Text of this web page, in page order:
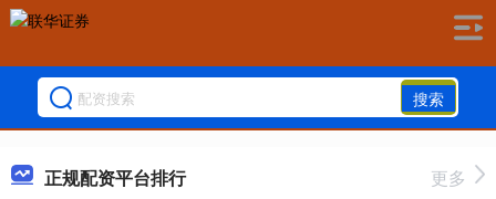
搜索
正规配资平台排行 更多